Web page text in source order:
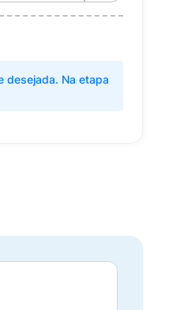
desejada. Na etapa